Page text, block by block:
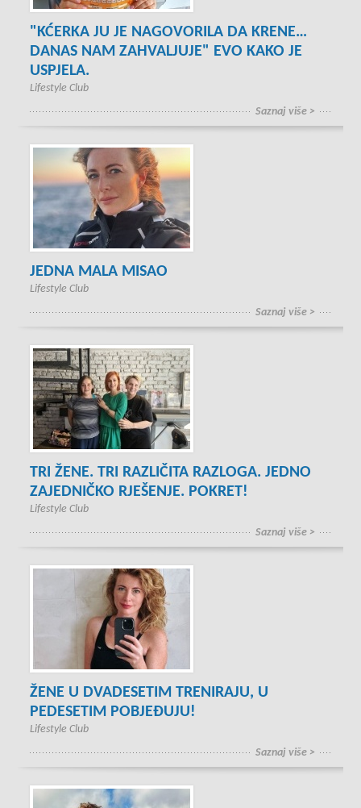
"KĆERKA JU JE NAGOVORILA DA KRENE…
DANAS NAM ZAHVALJUJE" EVO KAKO JE
USPJELA.
Lifestyle Club
Saznaj više >
JEDNA MALA MISAO
Lifestyle Club
Saznaj više >
TRI ŽENE. TRI RAZLIČITA RAZLOGA. JEDNO
ZAJEDNIČKO RJEŠENJE. POKRET!
Lifestyle Club
Saznaj više >
ŽENE U DVADESETIM TRENIRAJU, U
PEDESETIM POBJEĐUJU!
Lifestyle Club
Saznaj više >